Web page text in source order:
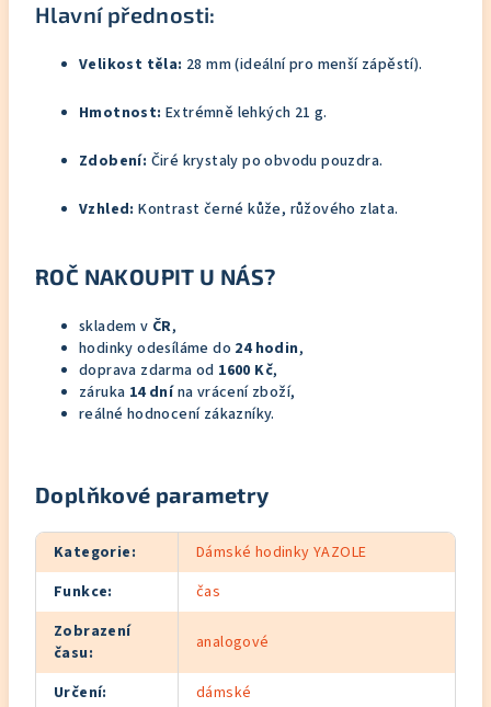
Hlavní přednosti:
Velikost těla: 28 mm (ideální pro menší zápěstí).
Hmotnost: Extrémně lehkých 21 g.
Zdobení: Čiré krystaly po obvodu pouzdra.
Vzhled: Kontrast černé kůže, růžového zlata.
ROČ NAKOUPIT U NÁS?
skladem v ČR,
hodinky odesíláme do 24 hodin,
doprava zdarma od 1600 Kč,
záruka 14 dnína vrácení zboží,
reálné hodnocení zákazníky.
Doplňkové parametry
Kategorie:
Dámské hodinky YAZOLE
Funkce:
čas
Zobrazení
času: analogové
Určení: dámské